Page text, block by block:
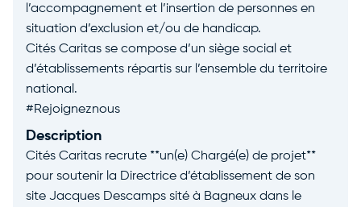
l’accompagnement et l’insertion de personnes en
situation d’exclusion et/ou de handicap.
Cités Caritas se compose d’un siège social et
d’établissements répartis sur l’ensemble du territoire
national.
#Rejoigneznous
Description
Cités Caritas recrute **un(e) Chargé(e) de projet**
pour soutenir la Directrice d’établissement de son
site Jacques Descamps sité à Bagneux dans le